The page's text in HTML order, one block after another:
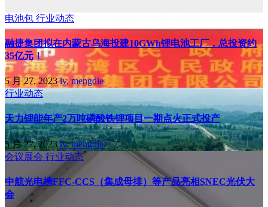
电池包 行业动态
融捷集团拟在内蒙古乌海投建10GWh锂电池工厂，总投资约
35亿元！
5 月 27, 2023lv, mengdie
行业动态
天力锂能年产2万吨磷酸铁锂项目一期点火正式投产
5 月 27, 2023lv, mengdie
会议展会 行业动态
中航光电携FFC-CCS（集成母排）等产品亮相SNEC光伏大
会